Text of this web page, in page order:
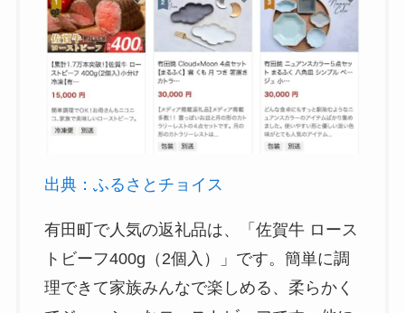
出典：ふるさとチョイス
有田町で人気の返礼品は、「佐賀牛 ロース
トビーフ400g（2個入）」です。簡単に調
理できて家族みんなで楽しめる、柔らかく